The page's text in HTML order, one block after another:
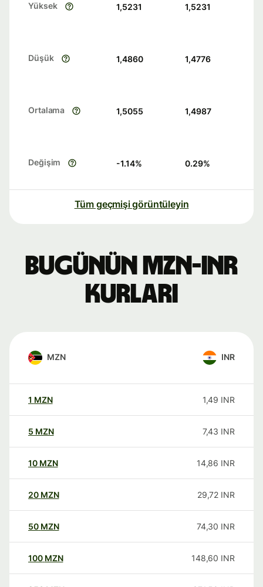
Yüksek 1,5231 1,5231
Düşük 1,4860 1,4776
Ortalama 1,5055 1,4987
Değişim -1.14% 0.29%
Tüm geçmişi görüntüleyin
Bugünün MZN-INR
kurları
MZN INR
1 MZN 1,49 INR
5 MZN 7,43 INR
10 MZN 14,86 INR
20 MZN 29,72 INR
50 MZN 74,30 INR
100 MZN 148,60 INR